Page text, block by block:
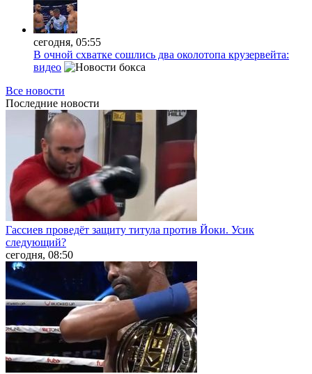
сегодня, 05:55
В очной схватке сошлись два околотопа крузервейта:
видео
Все новости
Последние новости
Гассиев проведёт защиту титула против Йоки. Усик
следующий?
сегодня, 08:50